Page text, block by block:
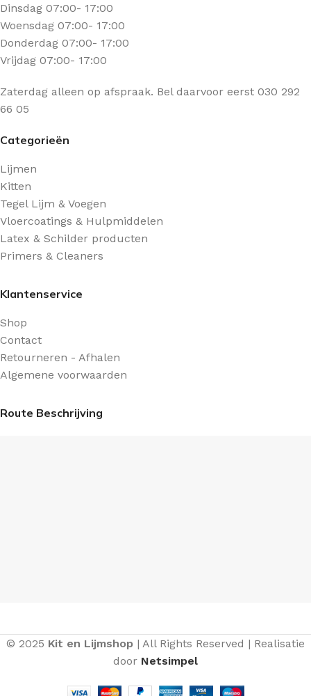
Dinsdag 07:00- 17:00
Woensdag 07:00- 17:00
Donderdag 07:00- 17:00
Vrijdag 07:00- 17:00
Zaterdag alleen op afspraak. Bel daarvoor eerst 030 292
66 05
Categorieën
Lijmen
Kitten
Tegel Lijm & Voegen
Vloercoatings & Hulpmiddelen
Latex & Schilder producten
Primers & Cleaners
Klantenservice
Shop
Contact
Retourneren - Afhalen
Algemene voorwaarden
Route Beschrijving
© 2025 Kit en Lijmshop | All Rights Reserved | Realisatie
door Netsimpel